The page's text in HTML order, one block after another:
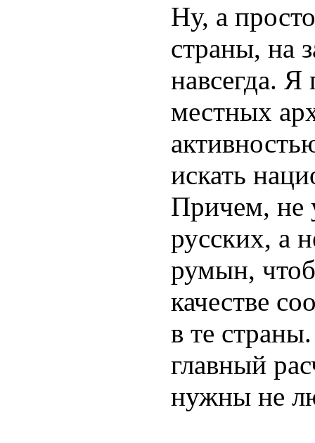
Ну, а
страны, на
навсегда.
местных
искать
Причем, не
русских, а
румын,
качестве
в те
главный
нужны не